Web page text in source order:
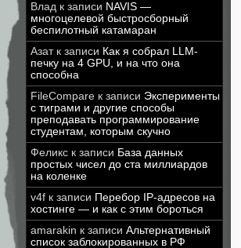
Влад к записи NAVIS —
многоцелевой быстросборный
беспилотный катамаран
Азатк записи Как я собрал LLM-
печку на 4 GPU, и на что она
способна
FileCompare к записи Эксперименты
с тиграми и другие способы
преподавать программирование
студентам, которым скучно
Феликс к записи База данных
простых чисел до ста миллиардов
на коленке
v4f к записи Перебор IP-адресов на
хостинге — и как с этим бороться
amarakin к записи Альтернативный
список заблокированных в РФ